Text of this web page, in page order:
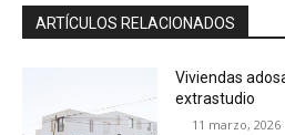
ARTÍCULOS RELACIONADOS
Viviendas
extrastudio
11 marzo, 2026